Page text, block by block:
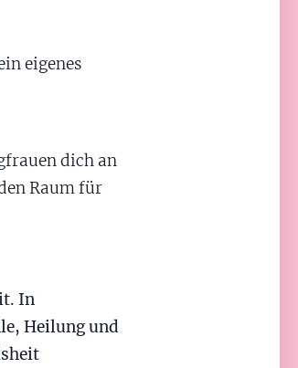
eigenes
dich an
Raum für
In
Heilung und